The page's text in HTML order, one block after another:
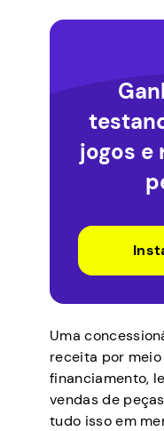
jogos e
Uma
receita por
financiamento,
vendas de
tudo isso em